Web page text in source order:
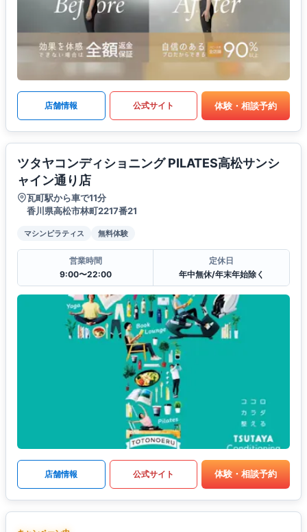
店舗情報 公式サイト 体験・相談予約
ツタヤコンディショニング PILATES高松サンシ
ャイン通り店
瓦町駅から車で11分
香川県高松市林町2217番21
マシンピラティス 無料体験
営業時間
9:00〜22:00
定休日
年中無休/年末年始除く
店舗情報 公式サイト 体験・相談予約